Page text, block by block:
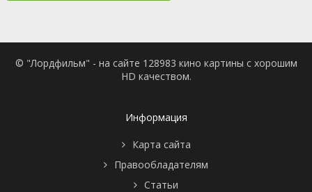
© "Лордфильм" - на сайте 128983 кино картины с хорошим
HD качеством.
Информация
Карта сайта
Правообладателям
Статьи